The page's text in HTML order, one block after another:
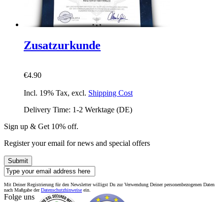
Zusatzurkunde
€4.90
Incl. 19% Tax, excl. Shipping Cost
Delivery Time: 1-2 Werktage (DE)
Sign up & Get 10% off.
Register your email for news and special offers
Submit
Mit Deiner Registrierung für den Newsletter willigst Du zur Verwendung Deiner personenbezogenen Daten
nach Maßgabe derDatenschutzhinweise ein.
Folge uns